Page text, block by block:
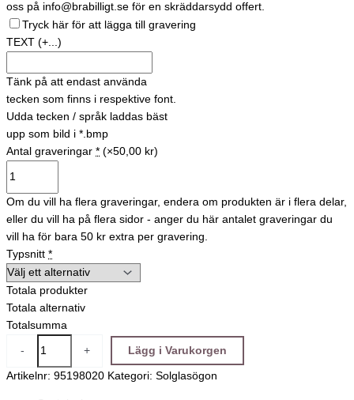
oss på info@brabilligt.se för en skräddarsydd offert.
Tryck här för att lägga till gravering
TEXT (+...)
Tänk på att endast använda
tecken som finns i respektive font.
Udda tecken / språk laddas bäst
upp som bild i *.bmp
Antal graveringar * (×50,00 kr)
Om du vill ha flera graveringar, endera om produkten är i flera delar,
eller du vill ha på flera sidor - anger du här antalet graveringar du
vill ha för bara 50 kr extra per gravering.
Typsnitt *
Totala produkter
Totala alternativ
Totalsumma
- + Lägg i Varukorgen
Artikelnr: 95198020 Kategori: Solglasögon